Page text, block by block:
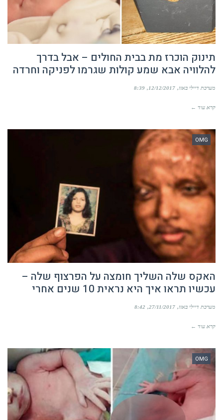
תינוק הוכרז מת בבית החולים – אבל בדרך
להלוויה אבא שמע קולות שגרמו לפניקה וחרדה
מערכת דיילי באזז 12/12/2017
8:39
קרא עוד ←
OMG
האקס שלה השליך חומצה על הפרצוף שלה –
עכשיו תראו איך היא נראית 10 שנים אחרי
מערכת דיילי באזז 27/11/2017
8:42
קרא עוד ←
OMG